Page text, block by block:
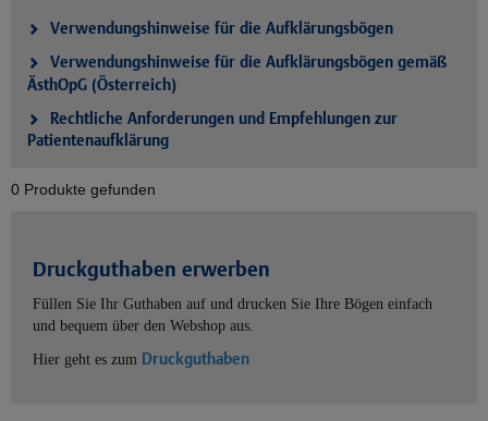
Verwendungshinweise für die Aufklärungsbögen
Verwendungshinweise für die Aufklärungsbögen gemäß
ÄsthOpG (Österreich)
Rechtliche Anforderungen und Empfehlungen zur
Patientenaufklärung
0 Produkte gefunden
Druckguthaben erwerben
Füllen Sie Ihr Guthaben auf und drucken Sie Ihre Bögen einfach
und bequem über den Webshop aus.
Hier geht es zum Druckguthaben